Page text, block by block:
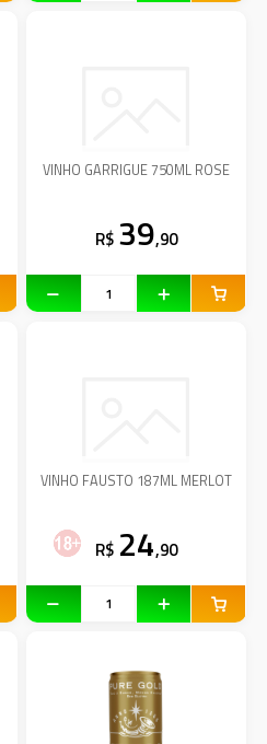
VINHO GARRIGUE 750ML ROSE
R$ 39,90
VINHO FAUSTO 187ML MERLOT
R$ 24,90